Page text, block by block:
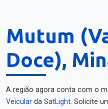
Mutum
Doce),
A região agora conta com o
Veicular da SatLight. Solicite